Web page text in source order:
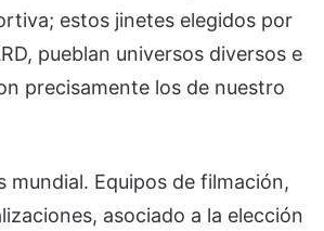
estos jinetes elegidos por
pueblan universos diversos e
precisamente los de nuestro
mundial. Equipos de filmación,
asociado a la elección